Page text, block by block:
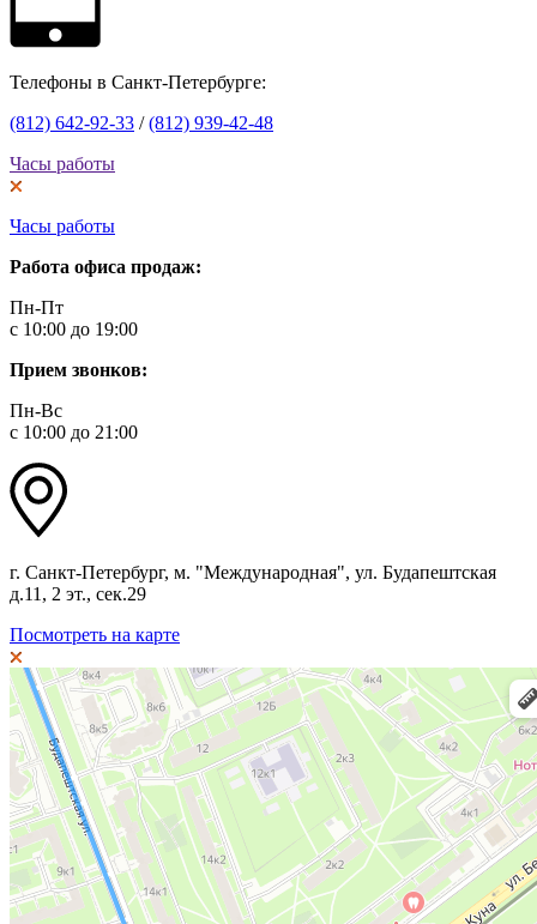
Телефоны в Санкт-Петербурге:
(812) 642-92-33 /(812) 939-42-48
Часы работы
Часы работы
Работа офиса продаж:
Пн-Пт
с 10:00 до 19:00
Прием звонков:
Пн-Вс
с 10:00 до 21:00
г. Санкт-Петербург, м. "Международная", ул. Будапештская
д.11, 2 эт., сек.29
Посмотреть на карте